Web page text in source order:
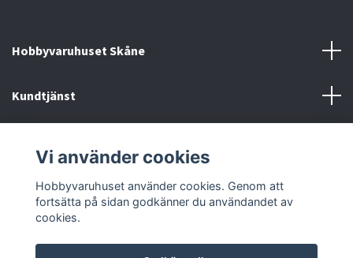
Hobbyvaruhuset Skåne
Kundtjänst
Sociala medier
Vi använder cookies
Hobbyvaruhuset använder cookies. Genom att
fortsätta på sidan godkänner du användandet av
cookies.